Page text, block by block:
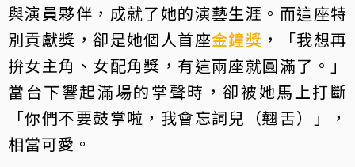
與演員夥伴，成就了她的演藝生涯。而這座特
別貢獻獎，卻是她個人首座金鐘獎 ，「我想再
拚女主角、女配角獎，有這兩座就圓滿了。」
當台下響起滿場的掌聲時，卻被她馬上打斷
「你們不要鼓掌啦，我會忘詞兒（翹舌）」，
相當可愛。